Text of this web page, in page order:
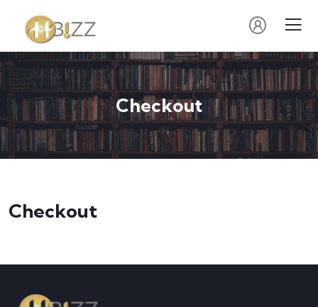
Checkout
Checkout